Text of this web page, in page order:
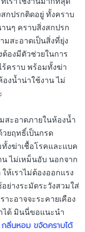
กปรกติดอยู่ ทั้งคราบ
นๆ คราบสิ่งสกปรก
มสะอาดเป็นสิ่งที่ยุ่ง
ต้องมีตัวช่วยในการ
ร้คราบ พร้อมทั้งฆ่า
องน้ำน่าใช้งาน ไม่
ะอาดภายในห้องน้ำ
ยฤทธิ์เป็นกรด
งฆ่าเชื้อโรคและเเบค
น ไม่เหม็นอับ นอกจาก
ห้เราไม่ต้องออกแรง
ย่างระมัดระวังสวมใส่
ะอาจจะระคายเคือง
ได้ มินนี่ขอแนะนำ
ลิ่นหอม ขจัดคราบได้